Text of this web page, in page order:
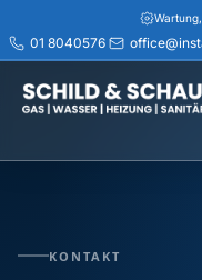
Rasche Hilfe
Jetzt
01 8040576
KONTAKT